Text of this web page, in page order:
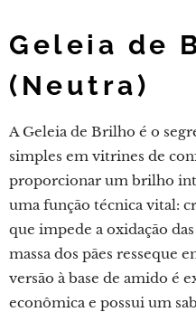
Geleia de
(Neutra)
A Geleia de Brilho é o
simples em vitrines de
proporcionar um brilho
uma função técnica vital:
que impede a oxidação
massa dos pães resseque
versão à base de amido é
econômica e possui um